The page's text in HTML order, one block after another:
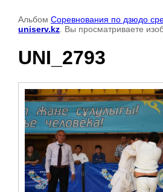
Альбом Соревнования по дзюдо
uniserv.kz . Вы просматриваете
UNI_2793